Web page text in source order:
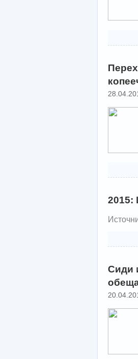
Сиди